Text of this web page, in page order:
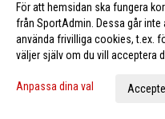
Nyhetsbrev Oktober
Höstlov i ishallen
Giantsvatten i kiosken
Lund vs Malmö
För att hemsidan ska fungera
från SportAdmin. Dessa går inte
använda frivilliga cookies, t.ex.
väljer själv om du vill acceptera
Anpassa dina val